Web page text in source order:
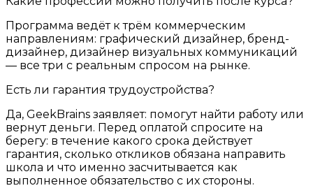
Программа ведёт к трём коммерческим
направлениям: графический дизайнер, бренд-
дизайнер, дизайнер визуальных коммуникаций
— все три с реальным спросом на рынке.
Есть ли гарантия трудоустройства?
Да, GeekBrains заявляет: помогут найти работу или
вернут деньги. Перед оплатой спросите на
берегу: в течение какого срока действует
гарантия, сколько откликов обязана направить
школа и что именно засчитывается как
выполненное обязательство с их стороны.